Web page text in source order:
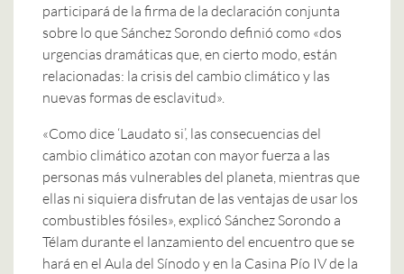
participará de la firma de la declaración conjunta
sobre lo que Sánchez Sorondo definió como «dos
urgencias dramáticas que, en cierto modo, están
relacionadas: la crisis del cambio climático y las
nuevas formas de esclavitud».
«Como dice ‘Laudato si’, las consecuencias del
cambio climático azotan con mayor fuerza a las
personas más vulnerables del planeta, mientras que
ellas ni siquiera disfrutan de las ventajas de usar los
combustibles fósiles», explicó Sánchez Sorondo a
Télam durante el lanzamiento del encuentro que se
hará en el Aula del Sínodo y en la Casina Pío IV de la